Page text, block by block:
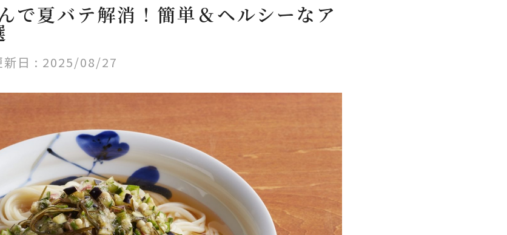
で夏バテ解消！簡単＆ヘルシーなア
新日 : 2025/08/27